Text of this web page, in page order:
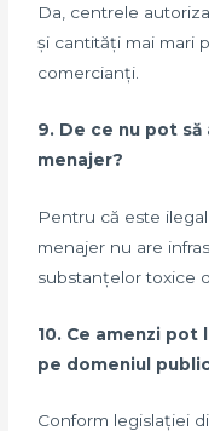
Da, centrele
și cantități mai mari
comercianți.
9. De ce nu pot
menajer?
Pentru că este
menajer nu are
substanțelor toxice
10. Ce amenzi pot
pe domeniul
Conform legislației